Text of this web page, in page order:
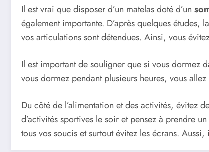
Il est vrai que disposer d’un matelas doté d’un
également importante. D’après quelques
vos articulations sont détendues. Ainsi, vous
Il est important de souligner que si vous dormez
vous dormez pendant plusieurs heures, vous
Du côté de l’alimentation et des activités, évitez
d’activités sportives le soir et pensez à prendre
tous vos soucis et surtout évitez les écrans.